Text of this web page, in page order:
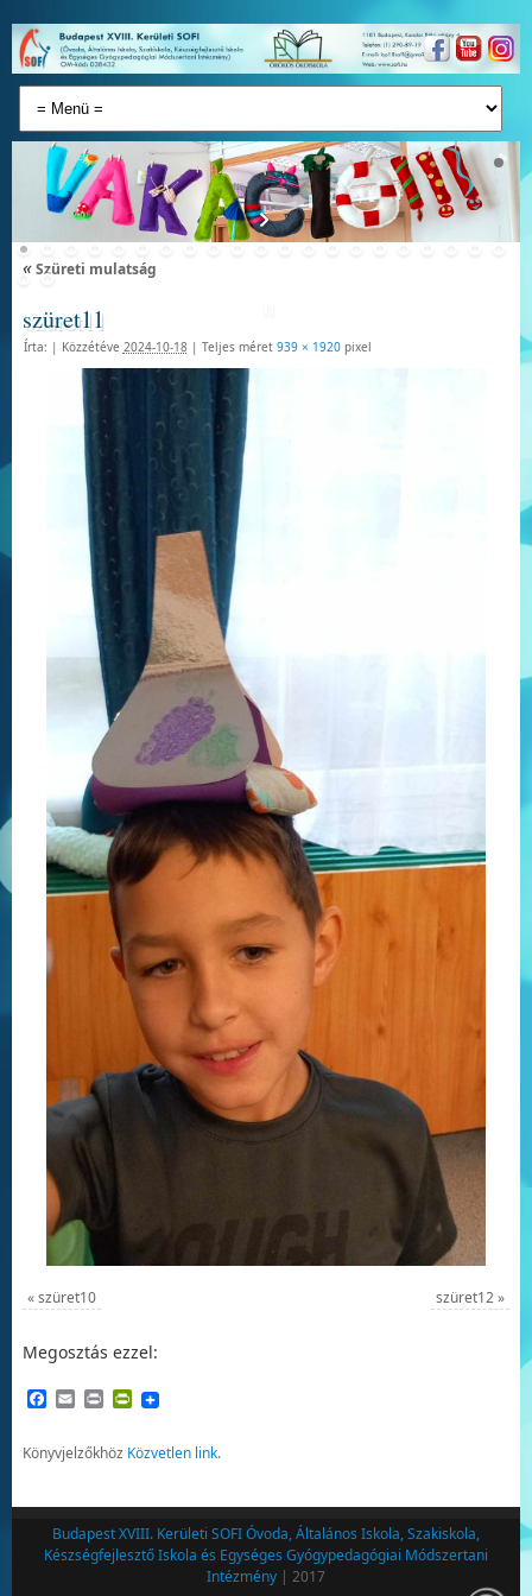
«Szüreti mulatság
szüret11
Írta: | Közzétéve 2024-10-18 | Teljes méret 939 × 1920pixel
«szüret10 szüret12»
Megosztás ezzel:
Facebook
EmailPrintPrintFriendly
Könyvjelzőkhöz Közvetlen link.
Budapest XVIII. Kerületi SOFI Óvoda, Általános Iskola, Szakiskola,
Készségfejlesztő Iskola és Egységes Gyógypedagógiai Módszertani
Intézmény | 2017